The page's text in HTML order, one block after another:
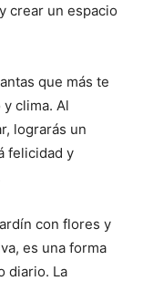
crear un espacio
que más te
clima. Al
lograrás un
felicidad y
con flores y
es una forma
diario. La